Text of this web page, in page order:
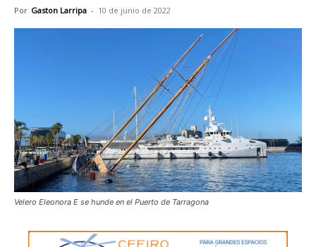
Por Gaston Larripa - 10 de junio de 2022
Velero Eleonora E se hunde en el Puerto de Tarragona